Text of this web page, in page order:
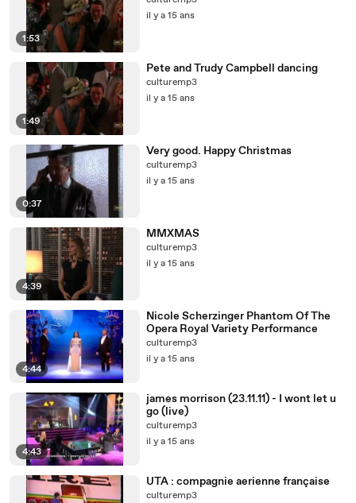
1:53
il y a 15 ans
1:49
Pete and Trudy Campbell dancing
culturemp3
il y a 15 ans
0:37
Very good. Happy Christmas
culturemp3
il y a 15 ans
4:39
MMXMAS
culturemp3
il y a 15 ans
4:44
Nicole Scherzinger Phantom Of The
Opera Royal Variety Performance
culturemp3
il y a 15 ans
4:43
james morrison (23.11.11) - I wont let u
go (live)
culturemp3
il y a 15 ans
UTA : compagnie aerienne française
culturemp3